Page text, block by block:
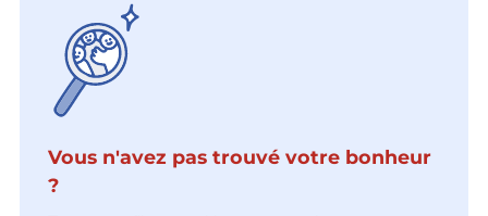
Vous n'avez pas trouvé votre bonheur
?